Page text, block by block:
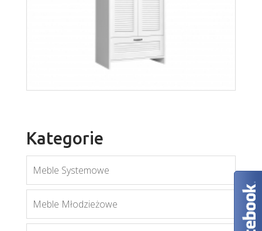
Orient K3DS
Więcej
Kategorie
Meble Systemowe
Meble Młodzieżowe